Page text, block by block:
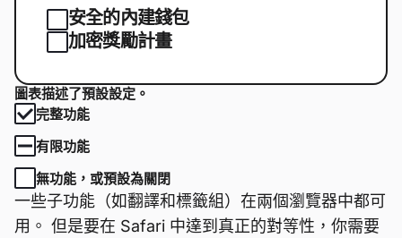
安全的內建錢包
加密獎勵計畫
圖表描述了預設設定。
完整功能
有限功能
無功能，或預設為關閉
一些子功能（如翻譯和標籤組）在兩個瀏覽器中都可
用。 但是要在 Safari 中達到真正的對等性，你需要